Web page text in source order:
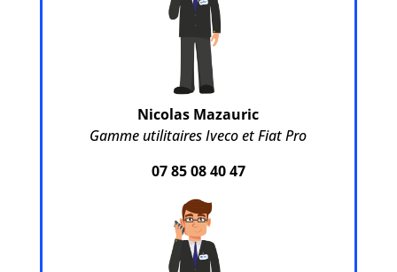
Nicolas Mazauric
Gamme utilitaires Iveco et Fiat Pro
07 85 08 40 47